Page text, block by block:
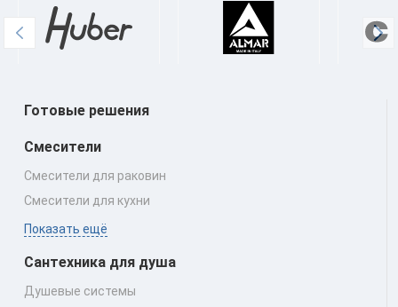
Готовые решения
Смесители
Смесители для раковин
Смесители для кухни
Показать ещё
Сантехника для душа
Душевые системы